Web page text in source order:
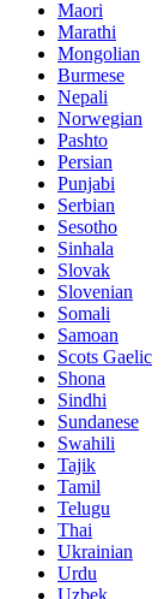
Maori
Marathi
Mongolian
Burmese
Nepali
Norwegian
Pashto
Persian
Punjabi
Serbian
Sesotho
Sinhala
Slovak
Slovenian
Somali
Samoan
Scots Gaelic
Shona
Sindhi
Sundanese
Swahili
Tajik
Tamil
Telugu
Thai
Ukrainian
Urdu
Uzbek